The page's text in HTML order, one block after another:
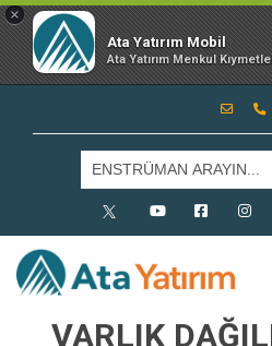
×
Ata Yatırım Mobil
Ata Yatırım Menkul
X Youtube
VARLIK